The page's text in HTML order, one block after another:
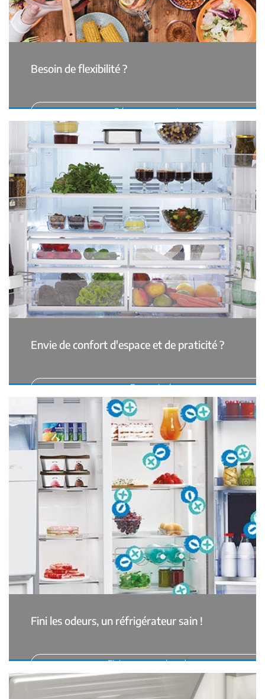
Besoin de flexibilité ?
Découvrez nos astuces
Envie de confort d'espace et de praticité ?
En savoir plus
Fini les odeurs, un réfrigérateur sain !
Finissez en avec les odeurs